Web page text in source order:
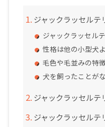
ジャックラッセルテ
ジャックラッセル
性格は他の小型犬
毛色や毛並みの特
犬を飼ったことが
ジャックラッセルテ
ジャックラッセルテ